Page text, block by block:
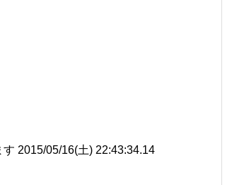
2015/05/16(土) 22:43:34.14